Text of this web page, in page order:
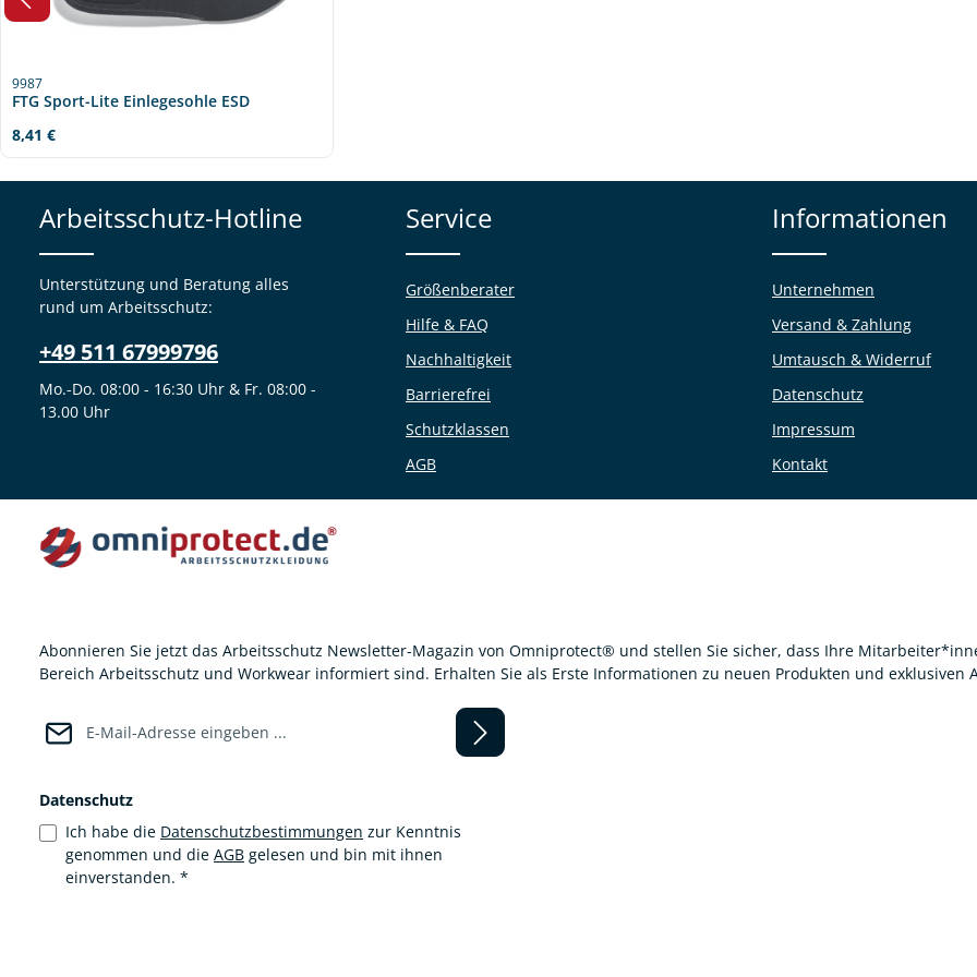
9987
FTG Sport-Lite Einlegesohle ESD
Regulärer Preis:
8,41 €
Arbeitsschutz-Hotline
Unterstützung und Beratung alles
rund um Arbeitsschutz:
+49 511 67999796
Mo.-Do. 08:00 - 16:30 Uhr & Fr. 08:00 -
13.00 Uhr
Service
Größenberater
Hilfe & FAQ
Nachhaltigkeit
Barrierefrei
Schutzklassen
AGB
Informationen
Unternehmen
Versand & Zahlung
Umtausch & Widerruf
Datenschutz
Impressum
Kontakt
Abonnieren Sie jetzt das Arbeitsschutz Newsletter-Magazin von Omniprotect® und stellen Sie sicher, dass Ihre
Bereich Arbeitsschutz und Workwear informiert sind. Erhalten Sie als Erste Informationen zu neuen Produkten und exklusiven
Datenschutz
Ich habe die Datenschutzbestimmungen zur Kenntnis
genommen und die AGB gelesen und bin mit ihnen
einverstanden. *